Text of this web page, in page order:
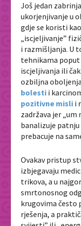
Još jedan
ukorjenjivanje u
gdje se koristi
„iscjeljivanje”
i razmišljanja. U
tehnikama
iscjeljivanja ili
ozbiljna
bolesti i
pozitivne misli i
zadržava jer „um
banalizuje
prebacuje na
Ovakav pristup
izbjegavaju
trikova, a u
smrtonosnog
krugovima često
rješenja, a